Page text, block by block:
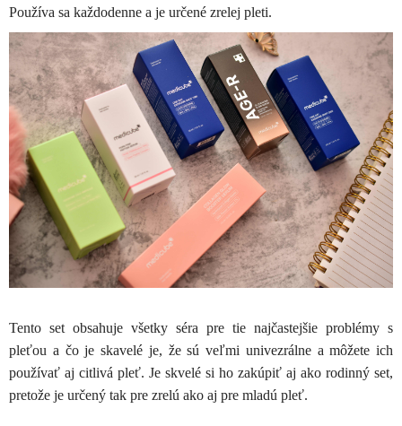
Používa sa každodenne a je určené zrelej pleti.
Tento set obsahuje všetky séra pre tie najčastejšie problémy s
pleťou a čo je skavelé je, že sú veľmi univezrálne a môžete ich
používať aj citlivá pleť. Je skvelé si ho zakúpiť aj ako rodinný set,
pretože je určený tak pre zrelú ako aj pre mladú pleť.